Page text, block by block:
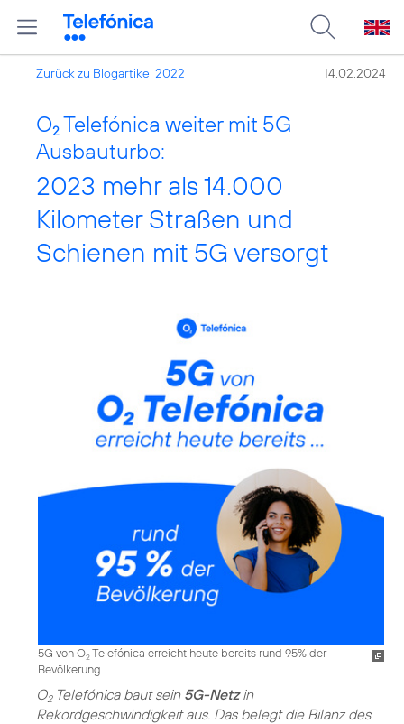
Zurück zu Blogartikel 2022 14.02.2024
O2 Telefónica weiter mit 5G-
Ausbauturbo:
2023 mehr als 14.000
Kilometer Straßen und
Schienen mit 5G versorgt
5G von O2Telefónica erreicht heute bereits rund 95% der
Bevölkerung
O2Telefónica baut sein 5G-Netzin
Rekordgeschwindigkeit aus. Das belegt die Bilanz des